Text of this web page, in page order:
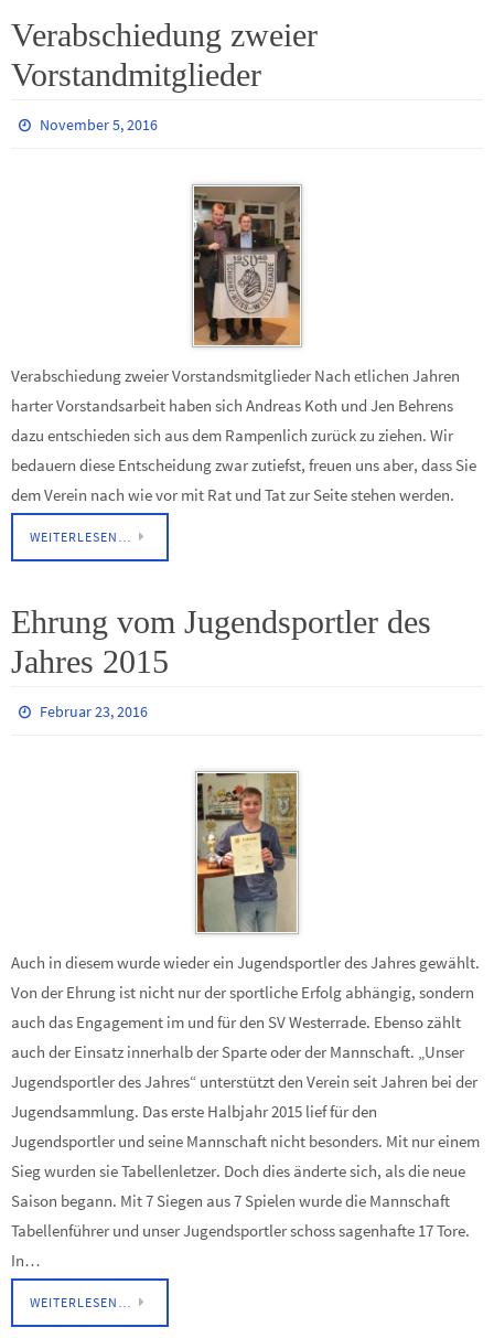
Verabschiedung zweier
Vorstandmitglieder
November 5, 2016
Verabschiedung zweier Vorstandsmitglieder Nach etlichen Jahren
harter Vorstandsarbeit haben sich Andreas Koth und Jen Behrens
dazu entschieden sich aus dem Rampenlich zurück zu ziehen. Wir
bedauern diese Entscheidung zwar zutiefst, freuen uns aber, dass Sie
dem Verein nach wie vor mit Rat und Tat zur Seite stehen werden.
WEITERLESEN…
Ehrung vom Jugendsportler des
Jahres 2015
Februar 23, 2016
Auch in diesem wurde wieder ein Jugendsportler des Jahres gewählt.
Von der Ehrung ist nicht nur der sportliche Erfolg abhängig, sondern
auch das Engagement im und für den SV Westerrade. Ebenso zählt
auch der Einsatz innerhalb der Sparte oder der Mannschaft. „Unser
Jugendsportler des Jahres“ unterstützt den Verein seit Jahren bei der
Jugendsammlung. Das erste Halbjahr 2015 lief für den
Jugendsportler und seine Mannschaft nicht besonders. Mit nur einem
Sieg wurden sie Tabellenletzer. Doch dies änderte sich, als die neue
Saison begann. Mit 7 Siegen aus 7 Spielen wurde die Mannschaft
Tabellenführer und unser Jugendsportler schoss sagenhafte 17 Tore.
In…
WEITERLESEN…